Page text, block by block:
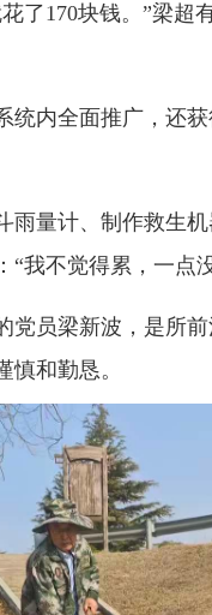
了170块钱。”梁超
内全面推广，还获
量计、制作救生
“我不觉得累，一点
员梁新波，是所前
和勤恳。